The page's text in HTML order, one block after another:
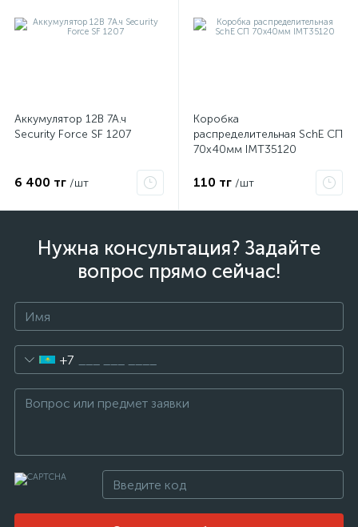
Аккумулятор 12В 7А.ч
Security Force SF 1207
6 400 тг /шт
Коробка
распределительная SchE СП
70х40мм IMT35120
110 тг /шт
Нужна консультация? Задайте
вопрос прямо сейчас!
+7